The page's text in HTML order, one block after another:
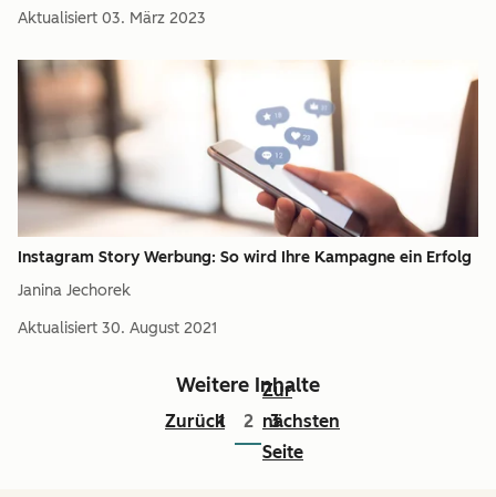
Aktualisiert 03. März 2023
Instagram Story Werbung: So wird Ihre Kampagne ein Erfolg
Janina Jechorek
Aktualisiert 30. August 2021
Weitere Inhalte
Zurück
1 2 3
Zur
nächsten
Seite